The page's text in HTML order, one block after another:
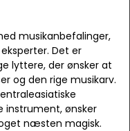
musikanbefalinger,
Det er
lyttere, der ønsker at
og den rige musikarv.
instrument, ønsker
næsten magisk.